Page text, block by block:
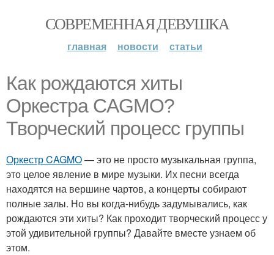
СОВРЕМЕННАЯ ДЕВУШКА
главная новости статьи
Как рождаются хиты
Оркестра CAGMO?
Творческий процесс группы
Оркестр CAGMO— это не просто музыкальная группа,
это целое явление в мире музыки. Их песни всегда
находятся на вершине чартов, а концерты собирают
полные залы. Но вы когда-нибудь задумывались, как
рождаются эти хиты? Как проходит творческий процесс у
этой удивительной группы? Давайте вместе узнаем об
этом.